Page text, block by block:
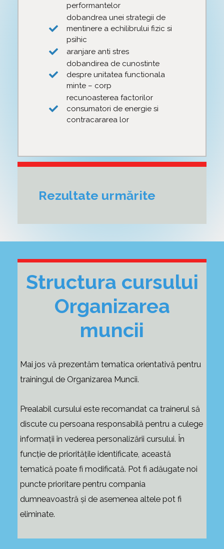
Rezultate urmărite
performantelor
dobandrea unei strategii de
mentinere a echilibrului fizic si
psihic
aranjare anti stres
dobandirea de cunostinte
despre unitatea functionala
minte – corp
recunoasterea factorilor
consumatori de energie si
contracararea lor
Structura cursului
Organizarea
muncii
Mai jos vă prezentăm tematica orientativă pentru
trainingul de Organizarea Muncii.
Prealabil cursului este recomandat ca trainerul să
discute cu persoana responsabilă pentru a culege
informații în vederea personalizării cursului. În
funcție de prioritățile identificate, această
tematică poate fi modificată. Pot fi adăugate noi
puncte prioritare pentru compania
dumneavoastră şi de asemenea altele pot fi
eliminate.